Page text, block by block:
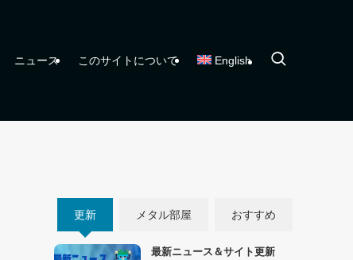
ニュース このサイトについて English
更新 メタル部屋 おすすめ
最新ニュース＆サイト更新